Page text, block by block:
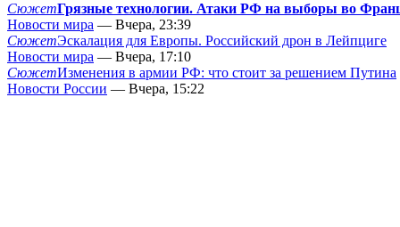
СюжетГрязные технологии. Атаки РФ на выборы во
Новости мира — Вчера, 23:39
СюжетЭскалация для Европы. Российский дрон в Лейпциге
Новости мира — Вчера, 17:10
СюжетИзменения в армии РФ: что стоит за решением Путина
Новости России — Вчера, 15:22